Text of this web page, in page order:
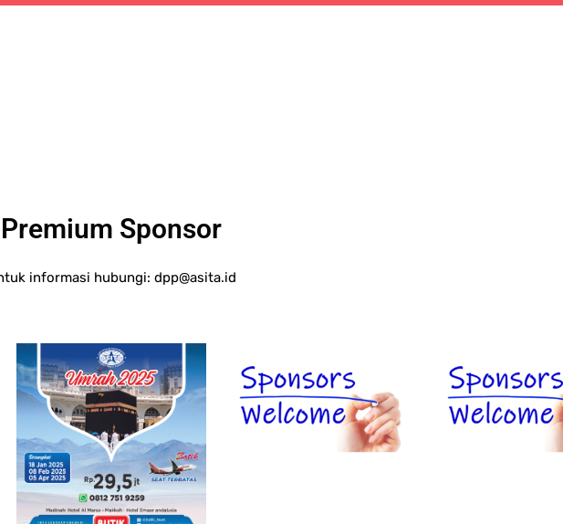
Premium Sponsor
informasi hubungi: dpp@asita.id